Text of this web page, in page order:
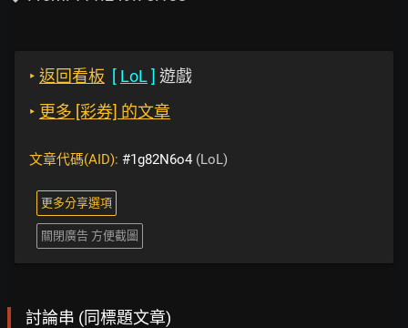
‣ 返回看板 [ LoL ] 遊戲
‣ 更多 [彩券] 的文章
文章代碼(AID): #1g82N6o4 (LoL)
更多分享選項
關閉廣告 方便截圖
討論串 (同標題文章)